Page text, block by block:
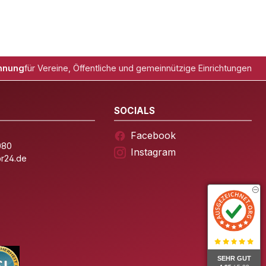
für Vereine, Öffentliche und gemeinnützige Einrichtungen
SOCIALS
Facebook
Instagram
SEHR GUT